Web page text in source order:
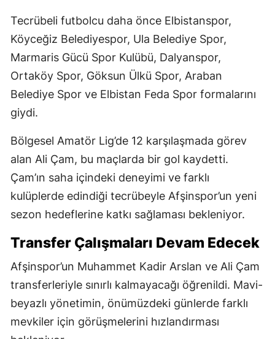
Tecrübeli futbolcu daha önce Elbistanspor,
Köyceğiz Belediyespor, Ula Belediye Spor,
Marmaris Gücü Spor Kulübü, Dalyanspor,
Ortaköy Spor, Göksun Ülkü Spor, Araban
Belediye Spor ve Elbistan Feda Spor formalarını
giydi.
Bölgesel Amatör Lig’de 12 karşılaşmada görev
alan Ali Çam, bu maçlarda bir gol kaydetti.
Çam’ın saha içindeki deneyimi ve farklı
kulüplerde edindiği tecrübeyle Afşinspor’un yeni
sezon hedeflerine katkı sağlaması bekleniyor.
Transfer Çalışmaları Devam Edecek
Afşinspor’un Muhammet Kadir Arslan ve Ali Çam
transferleriyle sınırlı kalmayacağı öğrenildi. Mavi-
beyazlı yönetimin, önümüzdeki günlerde farklı
mevkiler için görüşmelerini hızlandırması